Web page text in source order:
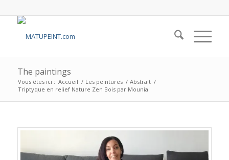
The paintings
Vous êtes ici : Accueil / Les peintures / Abstrait /
Triptyque en relief Nature Zen Bois par Mounia